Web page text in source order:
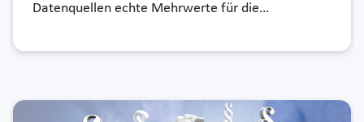
Datenquellen echte Mehrwerte für die…